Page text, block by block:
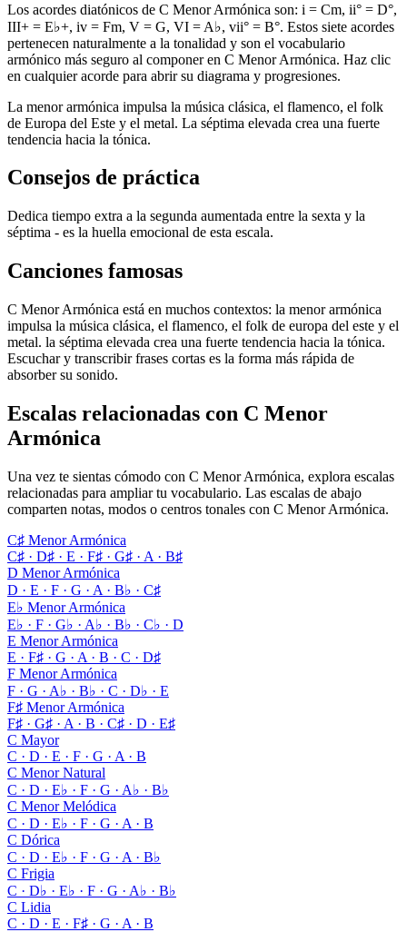
Los acordes diatónicos de C Menor Armónica son: i = Cm, ii° = D°,
III+ = E♭+, iv = Fm, V = G, VI = A♭, vii° = B°. Estos siete acordes
pertenecen naturalmente a la tonalidad y son el vocabulario
armónico más seguro al componer en C Menor Armónica. Haz clic
en cualquier acorde para abrir su diagrama y progresiones.
La menor armónica impulsa la música clásica, el flamenco, el folk
de Europa del Este y el metal. La séptima elevada crea una fuerte
tendencia hacia la tónica.
Consejos de práctica
Dedica tiempo extra a la segunda aumentada entre la sexta y la
séptima - es la huella emocional de esta escala.
Canciones famosas
C Menor Armónica está en muchos contextos: la menor armónica
impulsa la música clásica, el flamenco, el folk de europa del este y el
metal. la séptima elevada crea una fuerte tendencia hacia la tónica.
Escuchar y transcribir frases cortas es la forma más rápida de
absorber su sonido.
Escalas relacionadas con C Menor
Armónica
Una vez te sientas cómodo con C Menor Armónica, explora escalas
relacionadas para ampliar tu vocabulario. Las escalas de abajo
comparten notas, modos o centros tonales con C Menor Armónica.
C♯ Menor Armónica
C♯ · D♯ · E · F♯ · G♯ · A · B♯
D Menor Armónica
D · E · F · G · A · B♭ · C♯
E♭ Menor Armónica
E♭ · F · G♭ · A♭ · B♭ · C♭ · D
E Menor Armónica
E · F♯ · G · A · B · C · D♯
F Menor Armónica
F · G · A♭ · B♭ · C · D♭ · E
F♯ Menor Armónica
F♯ · G♯ · A · B · C♯ · D · E♯
C Mayor
C · D · E · F · G · A · B
C Menor Natural
C · D · E♭ · F · G · A♭ · B♭
C Menor Melódica
C · D · E♭ · F · G · A · B
C Dórica
C · D · E♭ · F · G · A · B♭
C Frigia
C · D♭ · E♭ · F · G · A♭ · B♭
C Lidia
C · D · E · F♯ · G · A · B